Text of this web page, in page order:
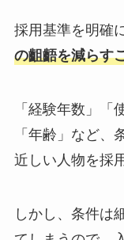
採用基準を明確
の齟齬を減らす
「経験年数」「
「年齢」など、
近しい人物を採
しかし、条件は